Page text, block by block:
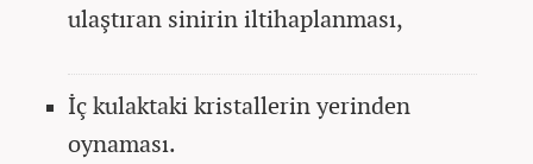
ulaştıran sinirin iltihaplanması,
İç kulaktaki kristallerin yerinden
oynaması.